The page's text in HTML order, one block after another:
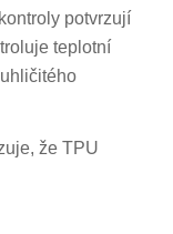
potvrzují
teplotní
že TPU